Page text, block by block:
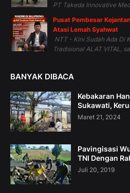
PT Takeda Innovative
Pusat Pembesar
Atasi Lemah Syahwat
NTT - Kini Sudah Ada Di
Tradisional ALAT VITAL,
BANYAK DIBACA
Kebakaran
Sukawati,
Maret 21, 2024
Pavingisasi
TNI Dengan
Juli 20, 2019